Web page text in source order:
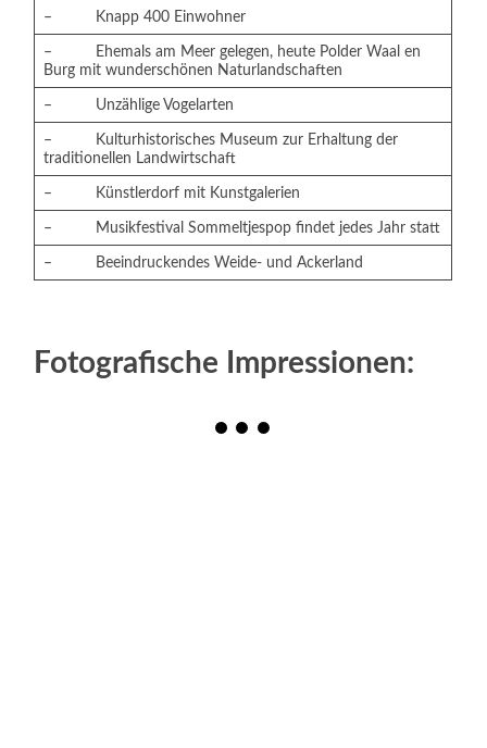
– Knapp 400 Einwohner
– Ehemals am Meer gelegen, heute Polder Waal en
Burg mit wunderschönen Naturlandschaften
– Unzählige Vogelarten
– Kulturhistorisches Museum zur Erhaltung der
traditionellen Landwirtschaft
– Künstlerdorf mit Kunstgalerien
– Musikfestival Sommeltjespop findet jedes Jahr statt
– Beeindruckendes Weide- und Ackerland
Fotografische Impressionen: